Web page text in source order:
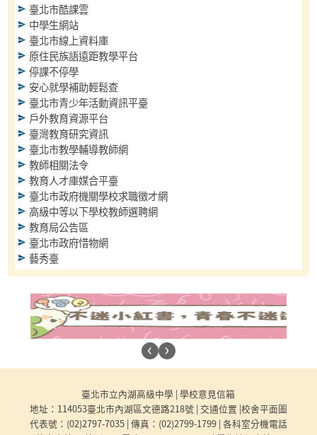
臺北市酷課雲
中學生網站
臺北市線上資料庫
原住民族語遠距教學平台
停課不停學
安心就學補助輕鬆查
臺北市青少年活動資訊平臺
戶外教育資源平台
臺灣教育研究資訊
臺北市教學輔導教師網
教師相關法令
教育人才庫媒合平臺
臺北市政府機關學校求職徵才網
高級中等以下學校教師選聘網
教育局公告區
臺北市政府惜物網
藝秀臺
‹ ›
臺北市立內湖高級中學 |學校意見信箱
地址：114053臺北市內湖區文德路218號 | 交通位置 |校舍平面圖
代表號： (02)2797-7035| 傳真：(02)2799-1799 | 各科室分機電話